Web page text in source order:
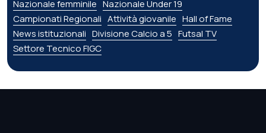
Nazionale femminile Nazionale Under 19
Campionati Regionali Attività giovanile Hall of Fame
News istituzionali Divisione Calcio a 5 Futsal TV
Settore Tecnico FIGC